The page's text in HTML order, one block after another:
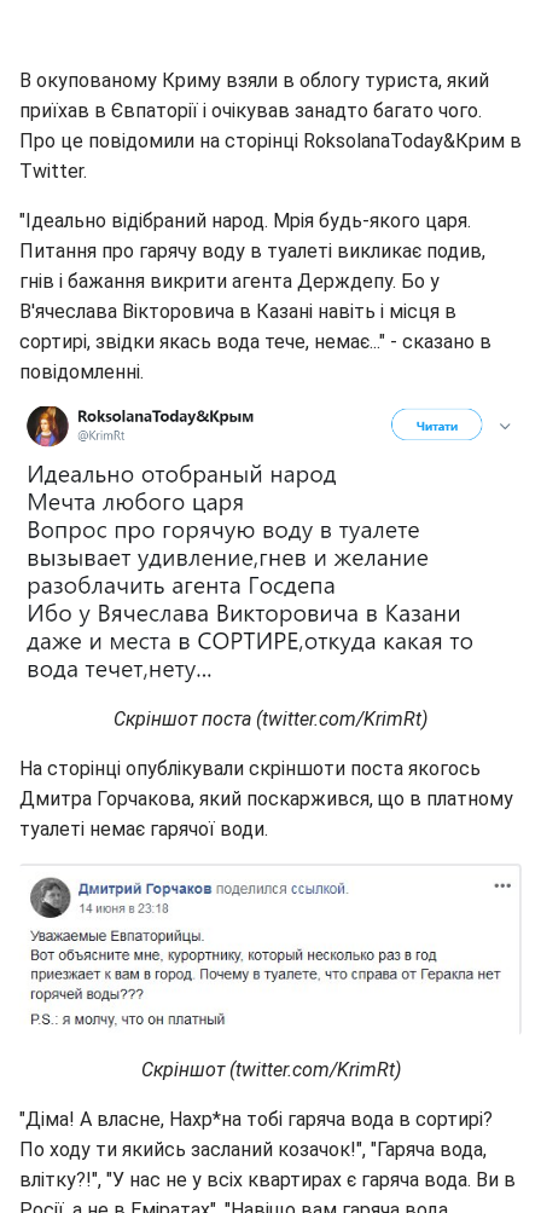
В окупованому Криму взяли в облогу туриста, який
приїхав в Євпаторії і очікував занадто багато чого.
Про це повідомили на сторінці RoksolanaToday&Крим в
Twitter.
"Ідеально відібраний народ. Мрія будь-якого царя.
Питання про гарячу воду в туалеті викликає подив,
гнів і бажання викрити агента Держдепу. Бо у
В'ячеслава Вікторовича в Казані навіть і місця в
сортирі, звідки якась вода тече, немає..." - сказано в
повідомленні.
Скріншот поста (twitter.com/KrimRt)
На сторінці опублікували скріншоти поста якогось
Дмитра Горчакова, який поскаржився, що в платному
туалеті немає гарячої води.
Скріншот (twitter.com/KrimRt)
"Діма! А власне, Нахр*на тобі гаряча вода в сортирі?
По ходу ти якийсь засланий козачок!", "Гаряча вода,
влітку?!", "У нас не у всіх квартирах є гаряча вода. Ви в